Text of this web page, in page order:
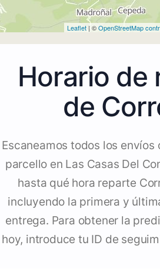
Leaflet | ©OpenStreetMap
Horario de
de
Escaneamos todos los
parcello en Las Casas Del
hasta qué hora reparte
incluyendo la primera y
entrega. Para obtener la
hoy, introduce tu ID de